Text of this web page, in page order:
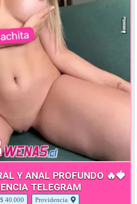
Y ANAL PROFUNDO 🔥🍓
PROVIDENCIA TELEGRAM
$ 40.000 Providencia